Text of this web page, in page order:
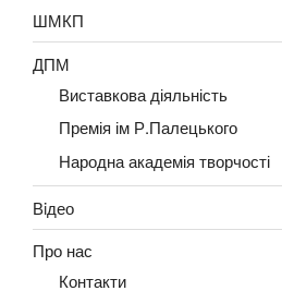
ШМКП
ДПМ
Виставкова діяльність
Премія ім Р.Палецького
Народна академія творчості
Вiдео
Про нас
Контакти